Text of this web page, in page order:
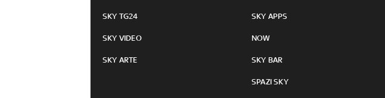
SKY TG24
SKY VIDEO
SKY ARTE
SKY APPS
NOW
SKY BAR
SPAZI SKY